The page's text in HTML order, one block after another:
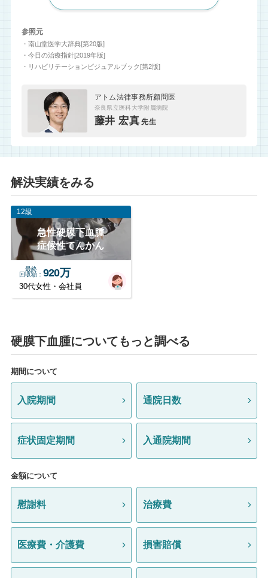
参照元
・南山堂医学大辞典[第20版]
・今日の治療指針[2019年版]
・リハビリテーションビジュアルブック[第2版]
アトム法律事務所顧問医
奈良県立医科大学附属病院
藤井 宏真 先生
解決実績をみる
12級
急性硬膜下血腫
症候性てんかん
最終
回収額
920万
30代女性・会社員
硬膜下血腫についてもっと調べる
期間について
入院期間 通院日数
症状固定期間 入通院期間
金額について
慰謝料 治療費
医療費・介護費 損害賠償